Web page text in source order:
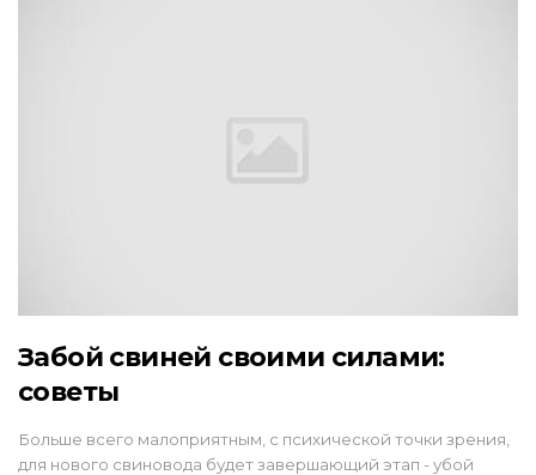
Забой свиней своими силами:
советы
Больше всего малоприятным, с психической точки зрения,
для нового свиновода будет завершающий этап - убой